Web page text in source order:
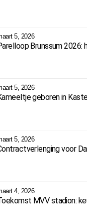
5, 2026
Brunssum
5, 2026
geboren in
5, 2026
voor
4, 2026
MVV stadion: